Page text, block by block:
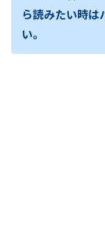
ら読みたい時
い。